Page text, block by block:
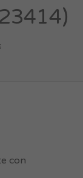
con